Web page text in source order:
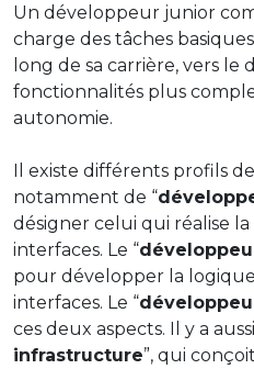
Un développeur junior
charge des tâches
long de sa carrière, vers
fonctionnalités plus
autonomie.
Il existe différents profils
notamment de “
désigner celui qui réalise
interfaces. Le “
pour développer la
interfaces. Le “
ces deux aspects. Il y a
infrastructure”, qui